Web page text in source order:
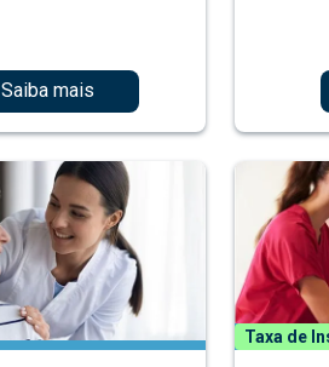
Saiba mais
Taxa de